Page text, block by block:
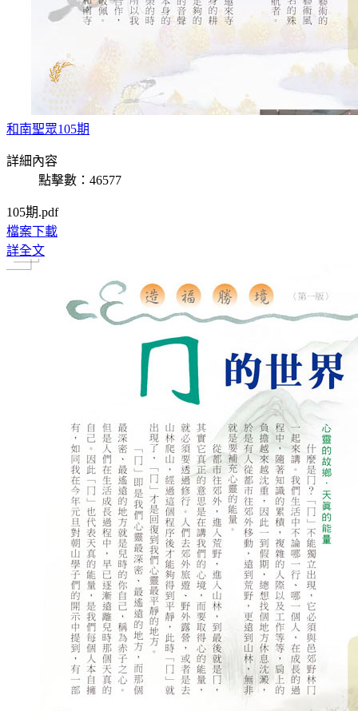
和南聖眾105期
詳細內容
點擊數：46577
105期.pdf
檔案下載
詳全文